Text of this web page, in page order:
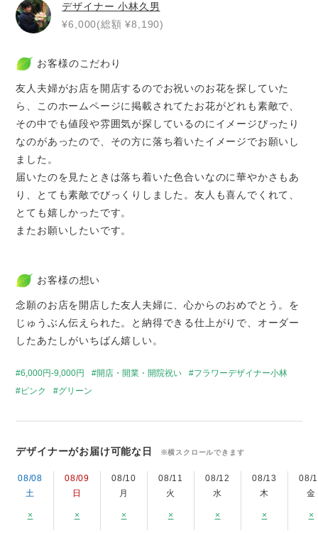
デザイナー小林久男
¥6,000(総額 ¥8,190)
お客様のこだわり
友人夫婦がお店を開店するのでお祝いのお花を探していた
ら、このホームページに掲載されてたお花がどれも素敵で、
その中でも値段や雰囲気が探しているのにイメージぴったり
なのがあったので、その方に落ち着いたイメージでお願いし
ました。
届いたのを見たときは落ち着いた色合いなのに華やかさもあ
り、とても素敵でびっくりしました。友人も喜んでくれて、
とても嬉しかったです。
またお願いしたいです。
お客様の想い
念願のお店を開店した友人夫婦に、心からのおめでとう。を
じゅうぶん伝えられた。と納得できる仕上がりで、オーダー
したあたしがいちばん嬉しい。
6,000円-9,000円 開店・開業・開院祝い
フラワーデザイナー小林
ピンク
グリーン
デザイナーがお届け可能な日 ※横スクロールできます
08/08
土
×
08/09
日
×
08/10
月
×
08/11
火
×
08/12
水
×
08/13
木
×
08/
金
×